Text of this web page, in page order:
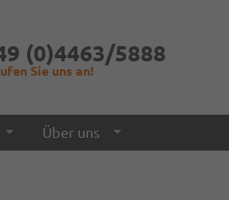
(0)4463/5888
Sie uns an!
Über uns